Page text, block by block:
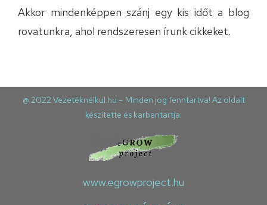
Akkor mindenképpen szánj egy kis időt a blog
rovatunkra, ahol rendszeresen írunk cikkeket.
@ 2022 Vezetéknélkül.hu – Minden jog fenntartva! Az oldalt
készítette és karbantartja:
www.egrowproject.hu